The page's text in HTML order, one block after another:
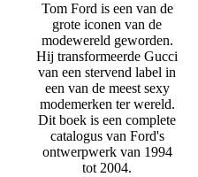
Tom Ford is een van de
grote iconen van de
modewereld geworden.
Hij transformeerde Gucci
van een stervend label in
een van de meest sexy
modemerken ter wereld.
Dit boek is een complete
catalogus van Ford's
ontwerpwerk van 1994
tot 2004.